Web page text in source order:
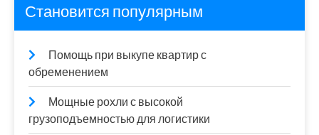
Становится популярным
Помощь при выкупе квартир с
обременением
Мощные рохли с высокой
грузоподъемностью для логистики